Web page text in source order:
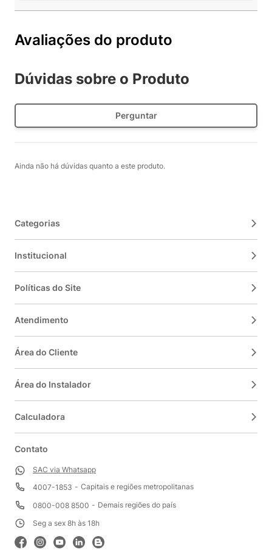
Avaliações do produto
Dúvidas sobre o Produto
Perguntar
Ainda não há dúvidas quanto a este produto.
Categorias
Institucional
Políticas do Site
Atendimento
Área do Cliente
Área do Instalador
Calculadora
Contato
SAC via Whatsapp
4007-1853
Capitais e regiões metropolitanas
0800-008 8500
Demais regiões do país
Seg a sex 8h às 18h